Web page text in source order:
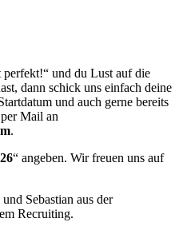
perfekt!“ und du Lust auf die
dann schick uns einfach deine
und auch gerne bereits
Mail an
.
“ angeben. Wir freuen uns auf
Sebastian aus der
Recruiting.